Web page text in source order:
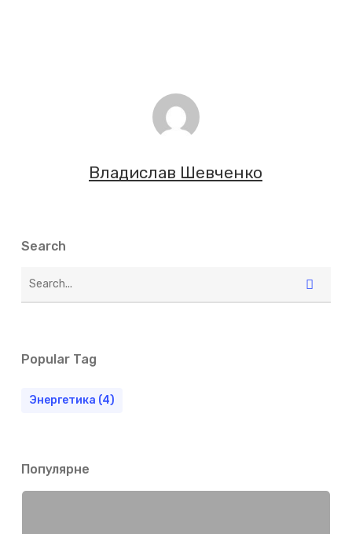
Владислав Шевченко
Search
Popular Tag
Энергетика (4)
Популярне